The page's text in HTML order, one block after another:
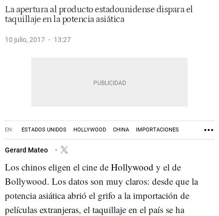
La apertura al producto estadounidense dispara el
taquillaje en la potencia asiática
10 julio, 2017 13:27
ESTADOS UNIDOS HOLLYWOOD CHINA IMPORTACIONES
Gerard Mateo
Los chinos eligen el cine de Hollywood y el de
Bollywood. Los datos son muy claros: desde que la
potencia asiática abrió el grifo a la importación de
películas extranjeras, el taquillaje en el país se ha